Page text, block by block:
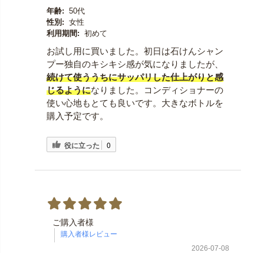
年齢: 50代
性別: 女性
利用期間: 初めて
お試し用に買いました。初日は石けんシャン
プー独自のキシキシ感が気になりましたが、
続けて使ううちにサッパリした仕上がりと感
じるようになりました。コンディショナーの
使い心地もとても良いです。大きなボトルを
購入予定です。
役に立った 0
ご購入者様
2026-07-08